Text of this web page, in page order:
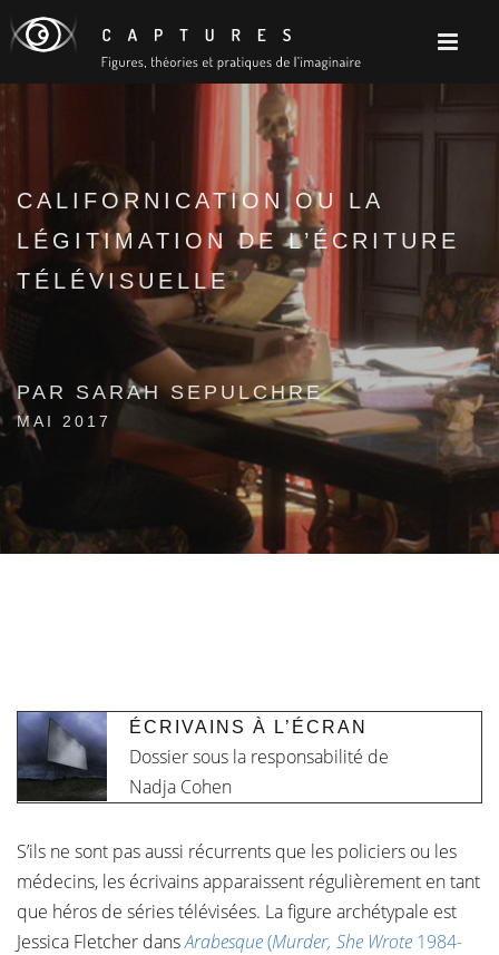
CALIFORNICATION OU LA
LÉGITIMATION DE L’ÉCRITURE
TÉLÉVISUELLE
PAR SARAH SEPULCHRE
MAI 2017
ÉCRIVAINS À L’ÉCRAN
Dossier sous la responsabilité de
Nadja Cohen
S’ils ne sont pas aussi récurrents que les policiers ou les
médecins, les écrivains apparaissent régulièrement en tant
que héros de séries télévisées. La figure archétypale est
Jessica Fletcher dansArabesque(Murder, She Wrote 1984-